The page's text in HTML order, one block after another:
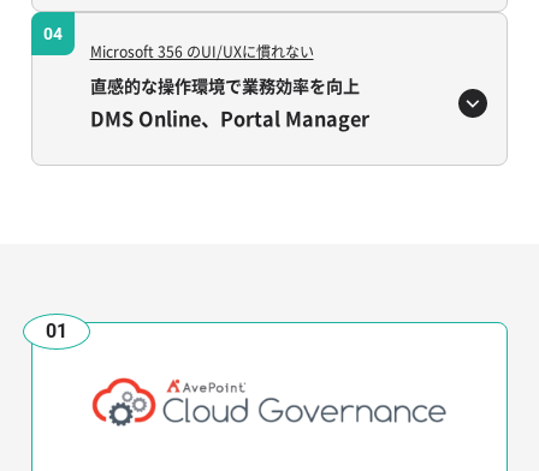
04
Microsoft 356 のUI/UXに慣れない
直感的な操作環境で業務効率を向上
DMS Online、Portal Manager
01